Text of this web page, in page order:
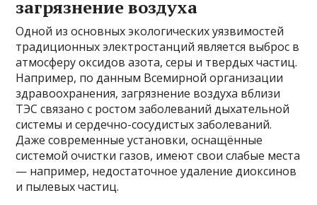
загрязнение воздуха
Одной из основных экологических уязвимостей
традиционных электростанций является выброс в
атмосферу оксидов азота, серы и твердых частиц.
Например, по данным Всемирной организации
здравоохранения, загрязнение воздуха вблизи
ТЭС связано с ростом заболеваний дыхательной
системы и сердечно-сосудистых заболеваний.
Даже современные установки, оснащённые
системой очистки газов, имеют свои слабые места
— например, недостаточное удаление диоксинов
и пылевых частиц.